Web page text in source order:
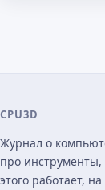
CPU3D
Журнал о
про
этого работает,